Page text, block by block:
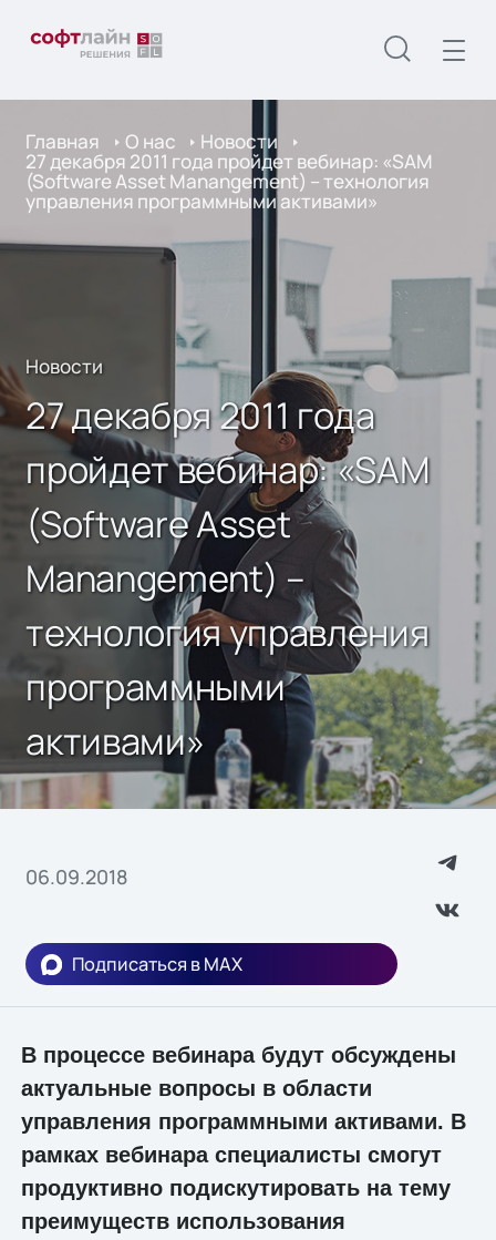
Главная О нас Новости
27 декабря 2011 года пройдет вебинар: «SAM
(Software Asset Manangement) – технология
управления программными активами»
Новости
27 декабря 2011 года
пройдет вебинар: «SAM
(Software Asset
Manangement) –
технология управления
программными
активами»
06.09.2018
Подписаться в MAX
В процессе вебинара будут обсуждены
актуальные вопросы в области
управления программными активами. В
рамках вебинара специалисты смогут
продуктивно подискутировать на тему
преимуществ использования